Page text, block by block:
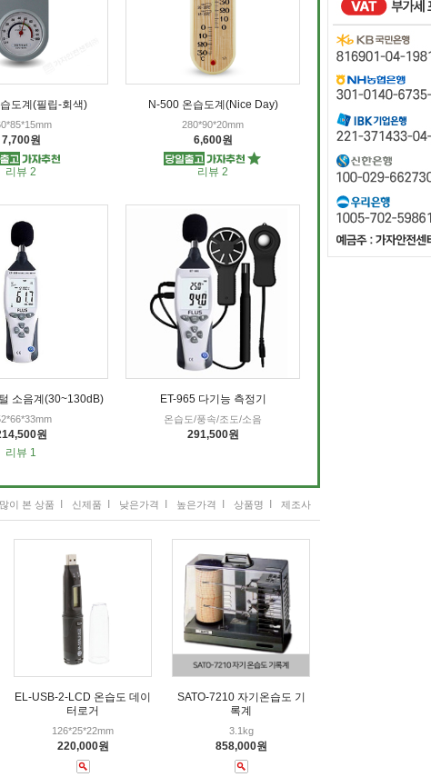
도계(필립-회색)
7,700원
리뷰 2
N-500 온습도계(Nice Day)
280*90*20mm
6,600원
리뷰 2
소음계(30~130dB)
원
리뷰 1
ET-965 다기능 측정기
온습도/풍속/조도/소음
291,500원
많이 본 상품 신제품 낮은가격 높은가격 상품명 제조사
EL-USB-2-LCD 온습도 데이
터로거
126*25*22mm
220,000원
SATO-7210 자기온습도 기
록계
3.1kg
858,000원